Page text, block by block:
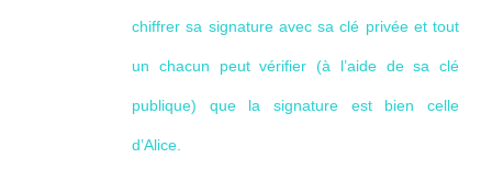
chiffrer sa signature avec sa clé privée et tout
un chacun peut vérifier (à l’aide de sa clé
publique) que la signature est bien celle
d’Alice.